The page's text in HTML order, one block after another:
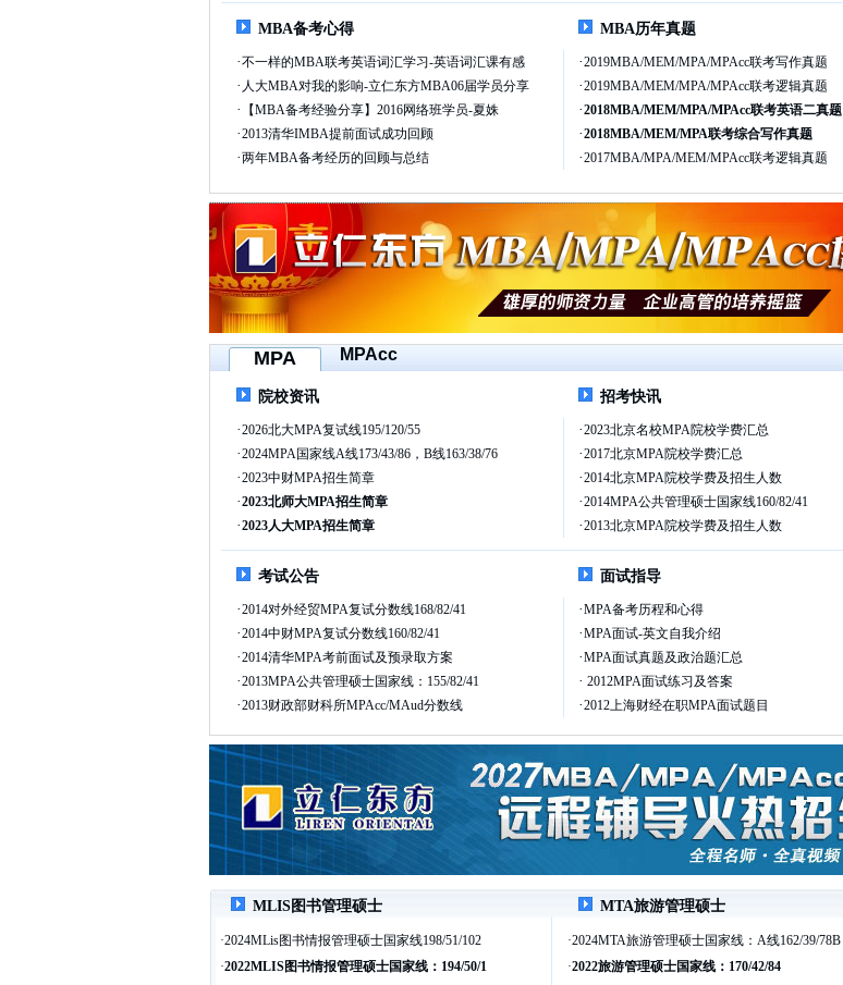
MBA备考心得
·不一样的MBA联考英语词汇学习-英语词汇课有感
· 人大MBA对我的影响-立仁东方MBA06届学员分享
· 【MBA备考经验分享】2016网络班学员-夏姝
·2013清华IMBA提前面试成功回顾
·两年MBA备考经历的回顾与总结
MBA历年真题
·2019MBA/MEM/MPA/MPAcc联考写作真题
·2019MBA/MEM/MPA/MPAcc联考逻辑真题
·2018MBA/MEM/MPA/MPAcc联考英语二真题
·2018MBA/MEM/MPA联考综合写作真题
·2017MBA/MPA/MEM/MPAcc联考逻辑真题
MPA MPAcc
院校资讯
·2026北大MPA复试线195/120/55
·2024MPA国家线A线173/43/86，B线163/38/76
·2023中财MPA招生简章
·2023北师大MPA招生简章
·2023人大MPA招生简章
招考快讯
·2023北京名校MPA院校学费汇总
·2017北京MPA院校学费汇总
·2014北京MPA院校学费及招生人数
·2014MPA公共管理硕士国家线160/82/41
·2013北京MPA院校学费及招生人数
考试公告
·2014对外经贸MPA复试分数线168/82/41
·2014中财MPA复试分数线160/82/41
·2014清华MPA考前面试及预录取方案
·2013MPA公共管理硕士国家线：155/82/41
·2013财政部财科所MPAcc/MAud分数线
面试指导
·MPA备考历程和心得
·MPA面试-英文自我介绍
·MPA面试真题及政治题汇总
· 2012MPA面试练习及答案
·2012上海财经在职MPA面试题目
MLIS图书管理硕士
·2024MLis图书情报管理硕士国家线198/51/102
·2022MLIS图书情报管理硕士国家线：194/50/1
MTA旅游管理硕士
·2024MTA旅游管理硕士国家线：A线162/39/78B
·2022旅游管理硕士国家线：170/42/84